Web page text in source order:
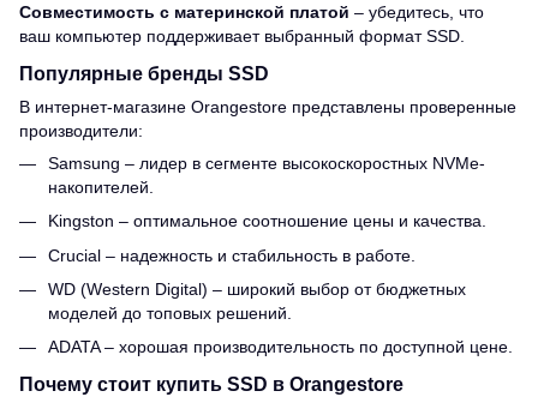
Совместимость с материнской платой – убедитесь, что
ваш компьютер поддерживает выбранный формат SSD.
Популярные бренды SSD
В интернет-магазине Orangestore представлены проверенные
производители:
Samsung – лидер в сегменте высокоскоростных NVMe-
накопителей.
Kingston – оптимальное соотношение цены и качества.
Crucial – надежность и стабильность в работе.
WD (Western Digital) – широкий выбор от бюджетных
моделей до топовых решений.
ADATA – хорошая производительность по доступной цене.
Почему стоит купить SSD в Orangestore